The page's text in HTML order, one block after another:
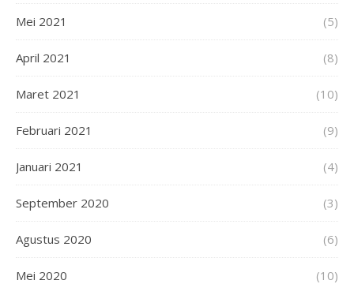
Mei 2021 (5)
April 2021 (8)
Maret 2021 (10)
Februari 2021 (9)
Januari 2021 (4)
September 2020 (3)
Agustus 2020 (6)
Mei 2020 (10)